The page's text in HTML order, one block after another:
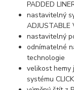
PADDED
nastavitelný
nastavitelný
odnímatelné
technologie
velikost hemy
systému